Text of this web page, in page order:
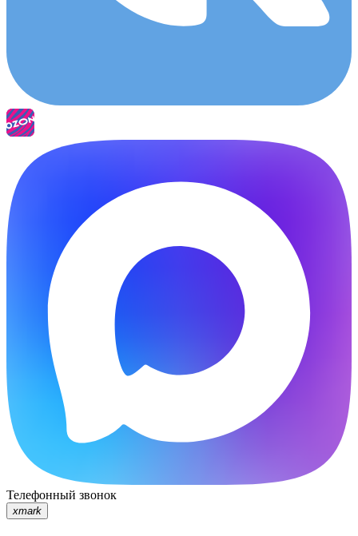
Телефонный звонок
xmark